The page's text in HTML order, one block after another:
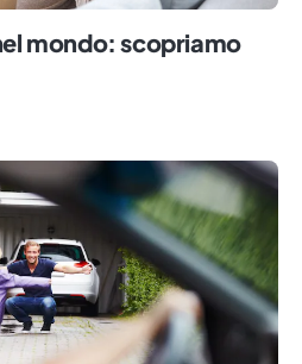
mondo: scopriamo